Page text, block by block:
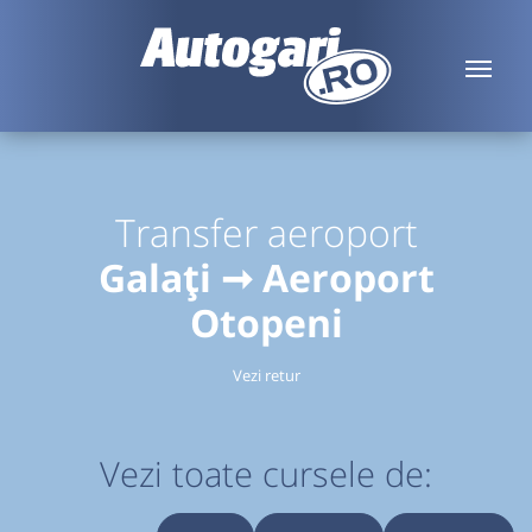
Transfer aeroport
Galați ➞ Aeroport
Otopeni
Vezi retur
Vezi toate cursele de: